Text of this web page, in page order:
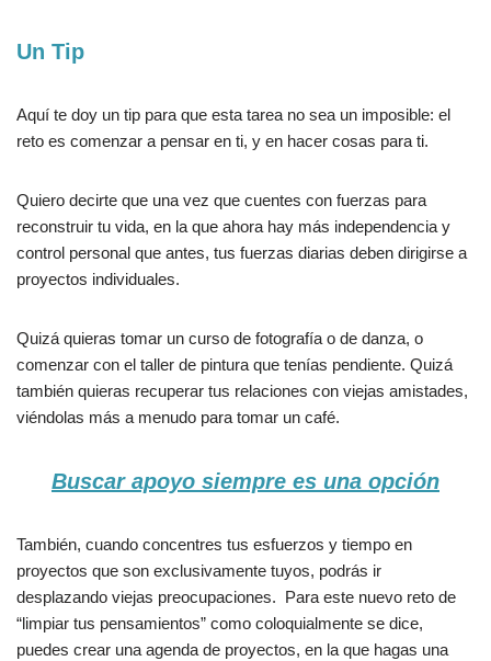
Un Tip
Aquí te doy un tip para que esta tarea no sea un imposible: el
reto es comenzar a pensar en ti, y en hacer cosas para ti.
Quiero decirte que una vez que cuentes con fuerzas para
reconstruir tu vida, en la que ahora hay más independencia y
control personal que antes, tus fuerzas diarias deben dirigirse a
proyectos individuales.
Quizá quieras tomar un curso de fotografía o de danza, o
comenzar con el taller de pintura que tenías pendiente. Quizá
también quieras recuperar tus relaciones con viejas amistades,
viéndolas más a menudo para tomar un café.
Buscar apoyo siempre es una opción
También, cuando concentres tus esfuerzos y tiempo en
proyectos que son exclusivamente tuyos, podrás ir
desplazando viejas preocupaciones. Para este nuevo reto de
“limpiar tus pensamientos” como coloquialmente se dice,
puedes crear una agenda de proyectos, en la que hagas una